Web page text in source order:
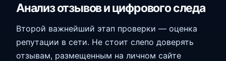
Анализ отзывов и цифрового следа
Второй важнейший этап проверки — оценка
репутации в сети. Не стоит слепо доверять
отзывам, размещенным на личном сайте